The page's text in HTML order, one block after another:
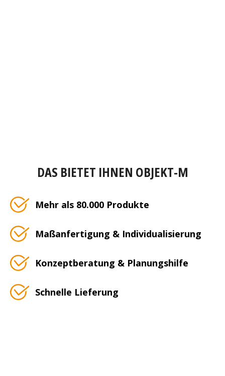
DAS BIETET IHNEN OBJEKT-M
Mehr als 80.000 Produkte
Maßanfertigung & Individualisierung
Konzeptberatung & Planungshilfe
Schnelle Lieferung